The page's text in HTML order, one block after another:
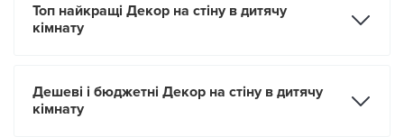
Топ найкращі Декор на стіну в дитячу
кімнату
Дешеві і бюджетні Декор на стіну в дитячу
кімнату